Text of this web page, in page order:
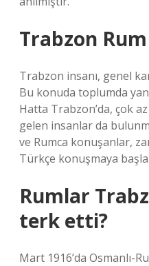
Trabzon
Trabzon insanı, genel
Bu konuda toplumda
Hatta Trabzon’da, çok
gelen insanlar da
ve Rumca konuşanlar,
Türkçe konuşmaya
Rumlar
terk etti?
Mart 1916’da Osmanlı-